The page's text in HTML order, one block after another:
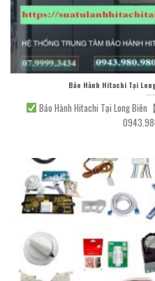
Bảo Hành Hitachi Tại
Bảo Hành Hitachi Tại Long Biên